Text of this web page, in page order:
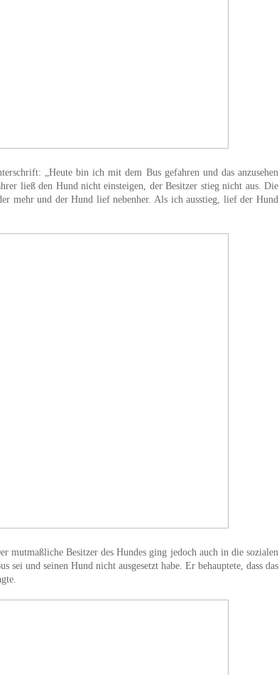
„Heute bin ich mit dem Bus gefahren und das anzusehen
ließ den Hund nicht einsteigen, der Besitzer stieg nicht aus. Die
mehr und der Hund lief nebenher. Als ich ausstieg, lief der Hund
mutmaßliche Besitzer des Hundes ging jedoch auch in die sozialen
sei und seinen Hund nicht ausgesetzt habe. Er behauptete, dass das